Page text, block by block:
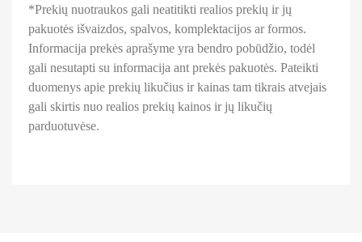
*Prekių nuotraukos gali neatitikti realios prekių ir jų
pakuotės išvaizdos, spalvos, komplektacijos ar formos.
Informacija prekės aprašyme yra bendro pobūdžio, todėl
gali nesutapti su informacija ant prekės pakuotės. Pateikti
duomenys apie prekių likučius ir kainas tam tikrais atvejais
gali skirtis nuo realios prekių kainos ir jų likučių
parduotuvėse.